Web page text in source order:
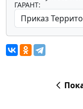
ГАРАНТ: